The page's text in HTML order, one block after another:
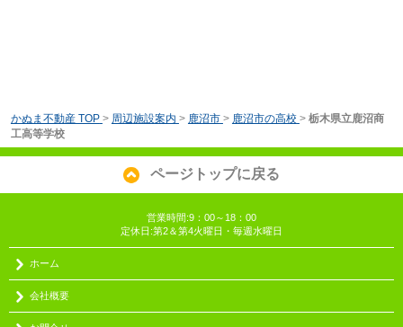
かぬま不動産 TOP > 周辺施設案内 > 鹿沼市 > 鹿沼市の高校 > 栃木県立鹿沼商
工高等学校
ページトップに戻る
営業時間:9：00～18：00
定休日:第2＆第4火曜日・毎週水曜日
ホーム
会社概要